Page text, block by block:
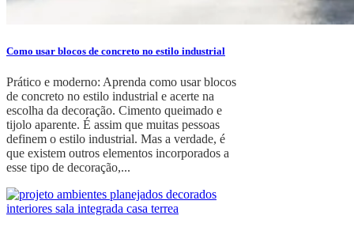
Como usar blocos de concreto no estilo industrial
Prático e moderno: Aprenda como usar blocos
de concreto no estilo industrial e acerte na
escolha da decoração. Cimento queimado e
tijolo aparente. É assim que muitas pessoas
definem o estilo industrial. Mas a verdade, é
que existem outros elementos incorporados a
esse tipo de decoração,...